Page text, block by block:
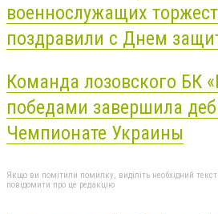
военнослужащих
поздравили с Днем
Команда лозовского БК
победами завершила
Чемпионате Украины
Якщо ви помітили помилку, виділіть необхідний
повідомити про це редакцію